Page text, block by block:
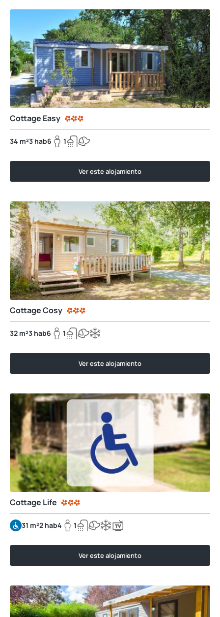
Cottage Easy
34 m²3 hab6 1
Ver este alojamiento
Cottage Cosy
32 m²3 hab6 1
Ver este alojamiento
Cottage Life
31 m²2 hab4 1
Ver este alojamiento